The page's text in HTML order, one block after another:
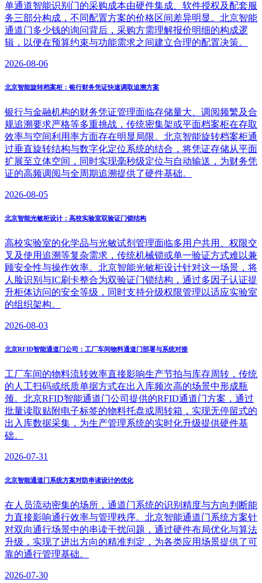
单通道智能识别门的采购成本由硬件集成、软件授权及配套服
务三部分构成，不同配置方案的价格区间差异明显。北京智能
通道门多少钱的询问背后，采购方需理解报价明细的构成逻
辑，以便在预算约束与功能需求之间建立合理的配置决策。
2026-08-06
北京智能旋转档案柜：银行财务凭证快速调取追溯方案
银行与金融机构的财务凭证管理面临存储量大、调阅频繁及合
规追溯要求严格等多重挑战，传统密集架或平面档案柜在存取
效率与空间利用率方面存在明显局限。北京智能旋转档案柜通
过垂直旋转结构与数字化定位系统的结合，将凭证存储从平面
扩展至立体空间，同时实现毫秒级定位与自动输送，为财务凭
证的高频调阅与全周期追溯提供了硬件基础。
2026-08-05
北京智能光敏柜设计：高校实验室双验证门锁结构
高校实验室的化学品与光敏试剂管理面临多用户共用、权限交
叉及使用追溯等复杂需求，传统机械锁或单一验证方式难以兼
顾安全性与操作效率。北京智能光敏柜设计针对这一场景，将
人脸识别与IC刷卡整合为双验证门锁结构，通过多因子认证提
升柜体访问的安全等级，同时支持分级权限管理以适应实验室
的组织架构。
2026-08-03
北京RFID智能通道门公司：工厂车间物料通道门部署与系统对接
工厂车间的物料流转效率直接影响生产节拍与库存周转，传统
的人工扫码或纸质单据方式在出入库频次高的场景中形成瓶
颈。北京RFID智能通道门公司提供的RFID通道门方案，通过
批量读取贴附电子标签的物料托盘或周转箱，实现无停留式的
出入库数据采集，为生产管理系统的实时化升级提供硬件基
础。
2026-07-31
北京智能通道门系统方案对防串读设计的优化
在人员流动密集的场所，通道门系统的识别精度与方向判断能
力直接影响通行效率与管理秩序。北京智能通道门系统方案针
对双向通行场景中的串读干扰问题，通过硬件布局优化与算法
升级，实现了进出方向的精准判定，为各类应用场景提供了可
靠的通行管理基础。
2026-07-30